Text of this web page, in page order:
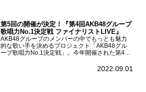
第5回の開催が決定！『第4回AKB48グループ
歌唱力No.1決定戦 ファイナリストLIVE』
AKB48グループのメンバーの中でもっとも魅力
的な歌い手を決めるプロジェクト「AKB48グル
ープ歌唱力No.1決定戦」。今年開催された第4回
る一夜限りのライブイベント「ファイナリスト
2022.09.01